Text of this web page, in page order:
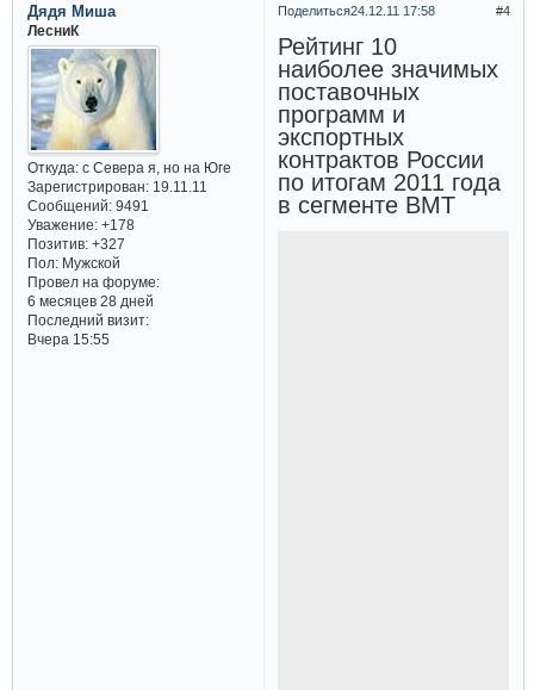
Поделиться 4
24.12.11 17:58
Дядя Миша
ЛесниК
Откуда:с Севера я, но на Юге
Зарегистрирован: 19.11.11
Сообщений:9491
Уважение: +178
Позитив: +327
Пол:Мужской
Провел на форуме:
6 месяцев 28 дней
Последний визит:
Вчера 15:55
Рейтинг 10
наиболее значимых
поставочных
программ и
экспортных
контрактов России
по итогам 2011 года
в сегменте ВМТ